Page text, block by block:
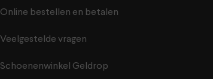
Online bestellen en betalen
Veelgestelde vragen
Schoenenwinkel Geldrop